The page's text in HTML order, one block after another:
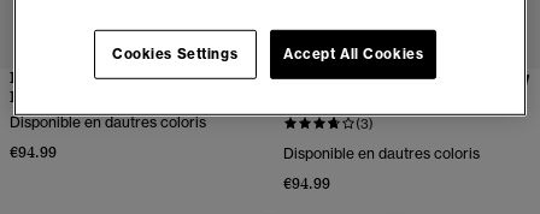
Pullover en Polaire Colour
Block
Disponible en dautres coloris
€94.99
Pullover en Polaire Colour
(3)
Disponible en dautres coloris
€94.99
Cookies Settings Accept All Cookies